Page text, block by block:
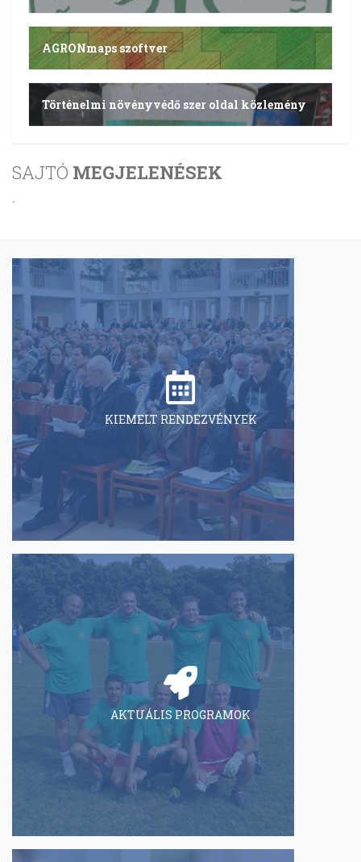
AGRONmaps szoftver
Történelmi növényvédő szer oldal közlemény
SAJTÓ MEGJELENÉSEK
.
KIEMELT RENDEZVÉNYEK
AKTUÁLIS PROGRAMOK